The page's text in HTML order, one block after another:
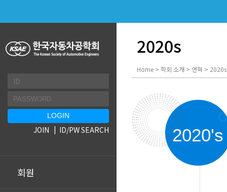
회원
JOIN ID/PW SEARCH
2020s
Home > 학회 소개 > 연혁 > 2020s
2020's